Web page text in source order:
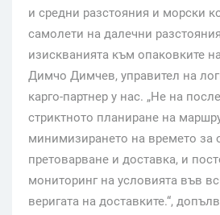
и средни разстояния и морски
самолети на далечни
изискванията към опаковките
Димчо Димчев, управител на
карго-партнер у нас. „Не на
стриктното планиране на
минимизирането на времето за
претоварване и доставка, и
мониторинг на условията във
веригата на доставките.“,